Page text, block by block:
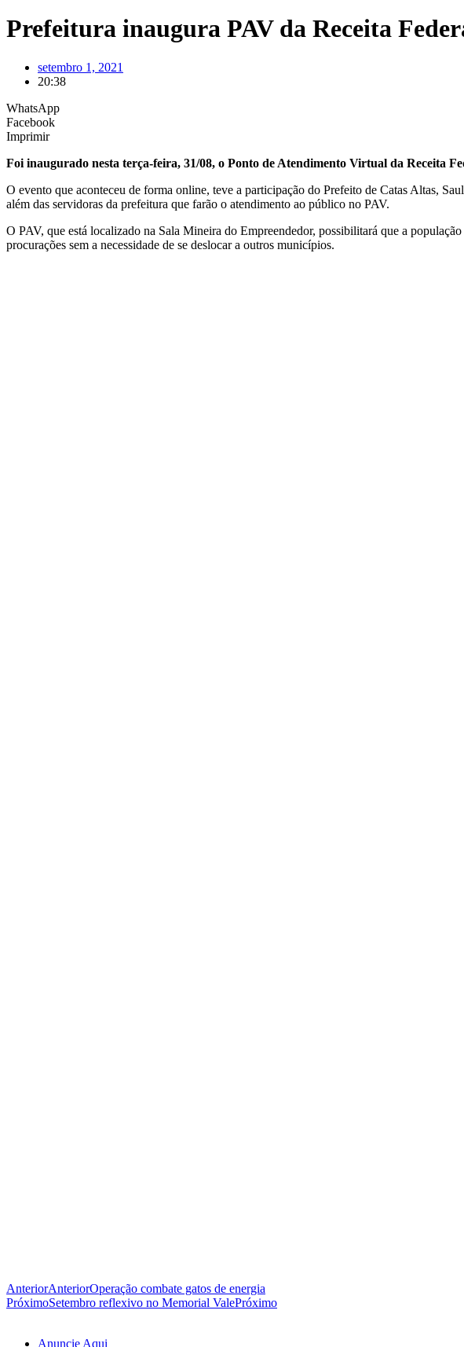
Prefeitura inaugura PAV da Receita
setembro 1, 2021
20:38
WhatsApp
Facebook
Imprimir
Foi inaugurado nesta terça-feira, 31/08, o Ponto de Atendimento Virtual da Receita
O evento que aconteceu de forma online, teve a participação do Prefeito de Catas Altas,
além das servidoras da prefeitura que farão o atendimento ao público no PAV.
O PAV, que está localizado na Sala Mineira do Empreendedor, possibilitará que a
procurações sem a necessidade de se deslocar a outros municípios.
AnteriorAnteriorOperação combate gatos de energia
PróximoSetembro reflexivo no Memorial ValePróximo
Anuncie Aqui